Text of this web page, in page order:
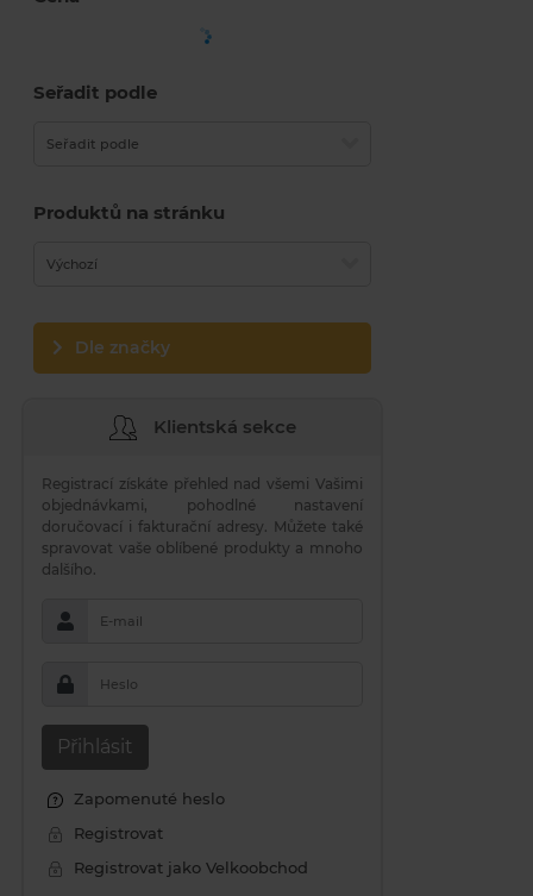
Seřadit podle
Seřadit podle
Produktů na stránku
Výchozí
Dle značky
Klientská sekce
Registrací získáte přehled nad všemi Vašimi
objednávkami, pohodlné nastavení
doručovací i fakturační adresy. Můžete také
spravovat vaše oblíbené produkty a mnoho
dalšího.
E-mail
Heslo
Přihlásit
Zapomenuté heslo
Registrovat
Registrovat jako Velkoobchod